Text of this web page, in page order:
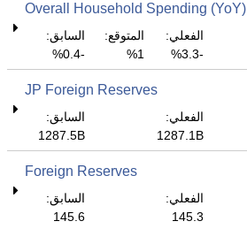
Overall Household Spending (YoY)
الفعلي:
-3.3%
المتوقع:
1%
السابق:
-0.4%
JP Foreign Reserves
الفعلي:
1287.1B
السابق:
1287.5B
Foreign Reserves
الفعلي:
145.3
السابق:
145.6